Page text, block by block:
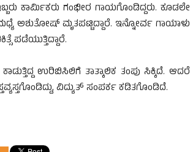
ಕಾರ್ಮಿಕರು ಗಂಭೀರ ಗಾಯಗೊಂಡಿದ್ದರು. ಕೂಡಲೇ
ಅಶುತೋಷ್ ಮೃತಪಟ್ಟಿದ್ದಾರೆ. ಇನ್ನೋರ್ವ ಗಾಯಾಳು
ಪಡೆಯುತ್ತಿದ್ದಾರೆ.
ಉರಿಬಿಸಿಲಿಗೆ ತಾತ್ಕಾಲಿಕ ತಂಪು ಸಿಕ್ಕಿದೆ. ಆದರೆ
ವಿದ್ಯುತ್ ಸಂಪರ್ಕ ಕಡಿತಗೊಂಡಿದೆ‌.